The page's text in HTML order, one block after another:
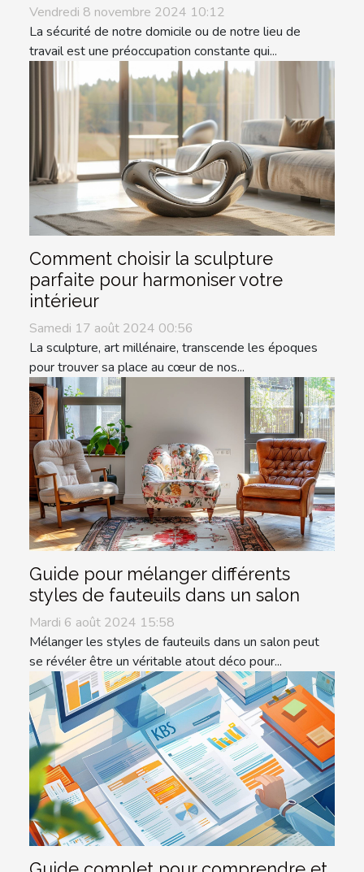
Vendredi 8 novembre 2024 10:12
La sécurité de notre domicile ou de notre lieu de
travail est une préoccupation constante qui...
Comment choisir la sculpture
parfaite pour harmoniser votre
intérieur
Samedi 17 août 2024 00:56
La sculpture, art millénaire, transcende les époques
pour trouver sa place au cœur de nos...
Guide pour mélanger différents
styles de fauteuils dans un salon
Mardi 6 août 2024 15:58
Mélanger les styles de fauteuils dans un salon peut
se révéler être un véritable atout déco pour...